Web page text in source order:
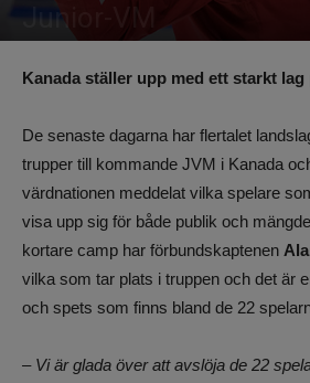
Junior-VM
Kanada ställer upp med ett starkt lag
De senaste dagarna har flertalet
trupper till kommande JVM i Kanada
värdnationen meddelat vilka spelare
visa upp sig för både publik och
kortare camp har förbundskaptenen
vilka som tar plats i truppen och det är
och spets som finns bland de 22
– Vi är glada över att avslöja de 22